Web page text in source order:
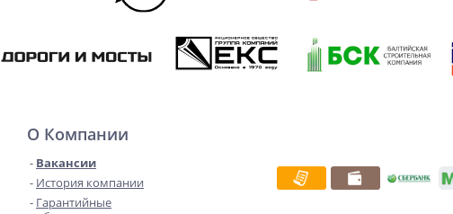
О Компании
Вакансии
История компании
Гарантийные